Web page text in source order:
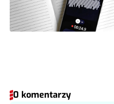
0 komentarzy